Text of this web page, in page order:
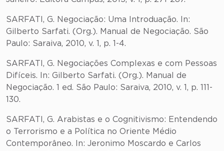
SARFATI, G. Negociação: Uma Introduação. In:
Gilberto Sarfati. (Org.). Manual de Negociação. São
Paulo: Saraiva, 2010, v. 1, p. 1-4.
SARFATI, G. Negociações Complexas e com Pessoas
Difíceis. In: Gilberto Sarfati. (Org.). Manual de
Negociação. 1 ed. São Paulo: Saraiva, 2010, v. 1, p. 111-
130.
SARFATI, G. Arabistas e o Cognitivismo: Entendendo
o Terrorismo e a Política no Oriente Médio
Contemporâneo. In: Jeronimo Moscardo e Carlos